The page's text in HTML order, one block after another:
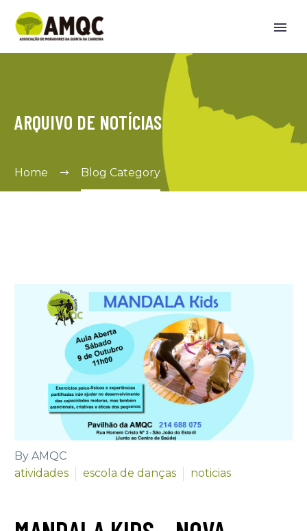
ARQUIVO DE NOTÍCIAS
Home Blog Category
By AMQC
atividades
escola de danças noticias